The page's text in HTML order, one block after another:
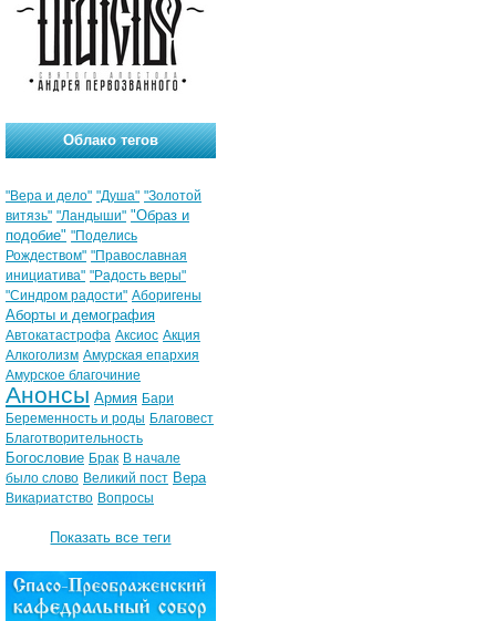
Облако тегов
"Вера и дело" "Душа" "Золотой
витязь" "Ландыши" "Образ и
подобие" "Поделись
Рождеством" "Православная
инициатива" "Радость веры"
"Синдром радости" Аборигены
Аборты и демография
Автокатастрофа Аксиос Акция
Алкоголизм Амурская епархия
Амурское благочиние
Анонсы Армия Бари
Беременность и роды Благовест
Благотворительность
Богословие Брак В начале
было слово Великий пост Вера
Викариатство Вопросы
Показать все теги